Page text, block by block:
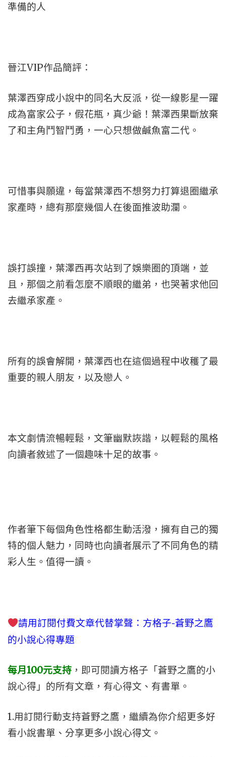
準備的人
晉江VIP作品簡評：
葉澤西穿成小說中的同名大反派，從一線影星一躍
成為富家公子，假花瓶，真少爺！葉澤西果斷放棄
了和主角鬥智鬥勇，一心只想做鹹魚富二代。
可惜事與願違，每當葉澤西不想努力打算退圈繼承
家產時，總有那麼幾個人在後面推波助瀾。
誤打誤撞，葉澤西再次站到了娛樂圈的頂端，並
且，那個之前看怎麼不順眼的繼弟，也哭著求他回
去繼承家產。
所有的誤會解開，葉澤西也在這個過程中收穫了最
重要的親人朋友，以及戀人。
本文劇情流暢輕鬆，文筆幽默詼諧，以輕鬆的風格
向讀者敘述了一個趣味十足的故事。
作者筆下每個角色性格都生動活潑，擁有自己的獨
特的個人魅力，同時也向讀者展示了不同角色的精
彩人生。值得一讀。
請用訂閱付費文章代替掌聲 ：方格子-蒼野之鷹
的小說心得專題
每月100元支持 ，即可閱讀方格子「蒼野之鷹的小
說心得」的所有文章，有心得文、有書單。
1.用訂閱行動支持蒼野之鷹，繼續為你介紹更多好
看小說書單、分享更多小說心得文。